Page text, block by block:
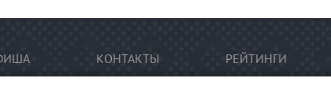
КОНТАКТЫ РЕЙТИНГИ